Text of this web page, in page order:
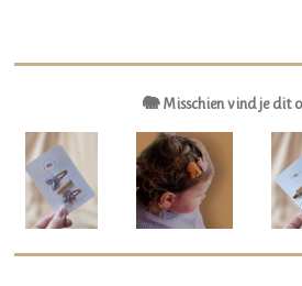
🐘 Misschien vind je dit